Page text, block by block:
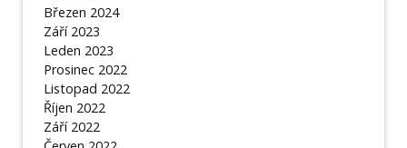
Březen 2024
Září 2023
Leden 2023
Prosinec 2022
Listopad 2022
Říjen 2022
Září 2022